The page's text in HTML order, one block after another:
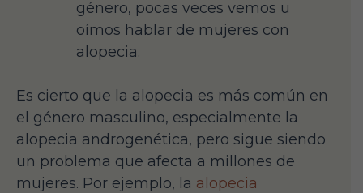
género, pocas veces vemos u
oímos hablar de mujeres con
alopecia.
Es cierto que la alopecia es más común en
el género masculino, especialmente la
alopecia androgenética, pero sigue siendo
un problema que afecta a millones de
mujeres. Por ejemplo, la alopecia